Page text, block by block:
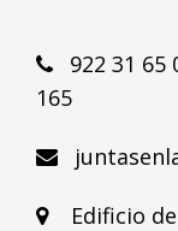
922 31 65
165
Edificio